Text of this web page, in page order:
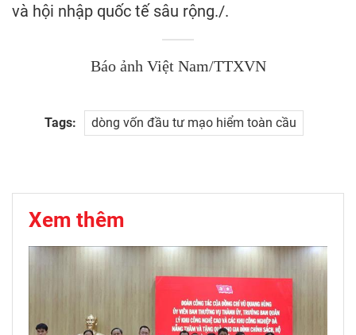
và hội nhập quốc tế sâu rộng./.
Báo ảnh Việt Nam/TTXVN
Tags: dòng vốn đầu tư mạo hiểm toàn cầu
Xem thêm